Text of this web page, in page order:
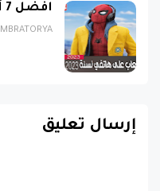
افضل 7 ألعاب على هاتفي لسنة 2023
إرسال تعليق